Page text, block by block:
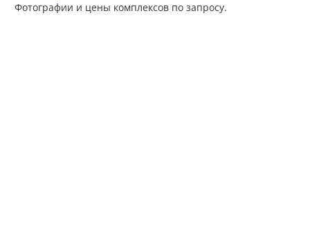
Фотографии и цены комплексов по запросу.